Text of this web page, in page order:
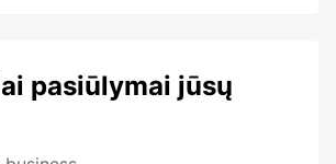
pasiūlymai jūsų